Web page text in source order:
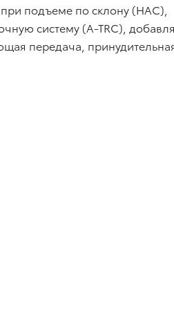
подъеме по склону (HAC),
систему (A-TRC),
передача,